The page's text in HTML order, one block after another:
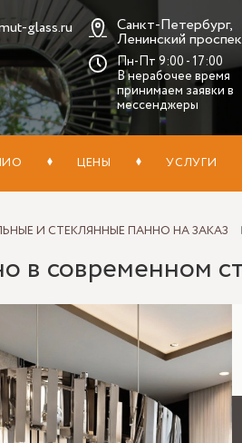
glass.ru Санкт-Петербург,
Ленинский
Пн-Пт 9:00 - 17:00
В нерабочее время
принимаем заявки в
мессенджеры
ЦЕНЫ УСЛУГИ
И СТЕКЛЯННЫЕ ПАННО НА ЗАКАЗ
в современном